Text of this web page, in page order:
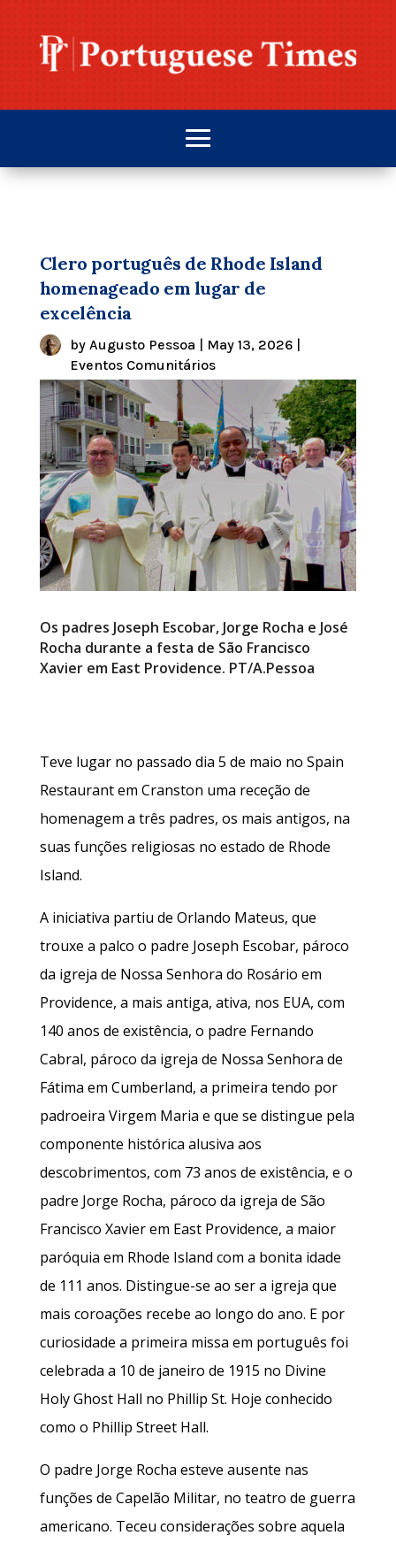
Clero português de Rhode Island
homenageado em lugar de
excelência
by Augusto Pessoa | May 13, 2026|
Eventos Comunitários
Os padres Joseph Escobar, Jorge Rocha e José
Rocha durante a festa de São Francisco
Xavier em East Providence. PT/A.Pessoa
Teve lugar no passado dia 5 de maio no Spain
Restaurant em Cranston uma receção de
homenagem a três padres, os mais antigos, na
suas funções religiosas no estado de Rhode
Island.
A iniciativa partiu de Orlando Mateus, que
trouxe a palco o padre Joseph Escobar, pároco
da igreja de Nossa Senhora do Rosário em
Providence, a mais antiga, ativa, nos EUA, com
140 anos de existência, o padre Fernando
Cabral, pároco da igreja de Nossa Senhora de
Fátima em Cumberland, a primeira tendo por
padroeira Virgem Maria e que se distingue pela
componente histórica alusiva aos
descobrimentos, com 73 anos de existência, e o
padre Jorge Rocha, pároco da igreja de São
Francisco Xavier em East Providence, a maior
paróquia em Rhode Island com a bonita idade
de 111 anos. Distingue-se ao ser a igreja que
mais coroações recebe ao longo do ano. E por
curiosidade a primeira missa em português foi
celebrada a 10 de janeiro de 1915 no Divine
Holy Ghost Hall no Phillip St. Hoje conhecido
como o Phillip Street Hall.
O padre Jorge Rocha esteve ausente nas
funções de Capelão Militar, no teatro de guerra
americano. Teceu considerações sobre aquela